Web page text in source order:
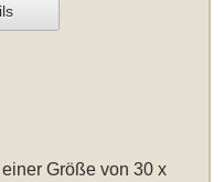
Größe von 30 x